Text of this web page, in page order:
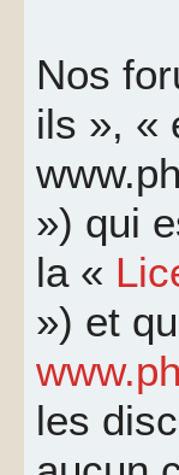
Nos
ils », «
») qui
la «
») et
les